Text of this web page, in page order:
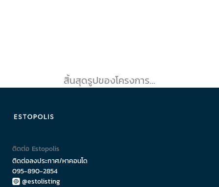
สิ้นสุดรูปของโครงการ...
ติดต่อ Estopolis
ติดต่อลงประกาศ/หาคอนโด
095-890-2854
@estolisting